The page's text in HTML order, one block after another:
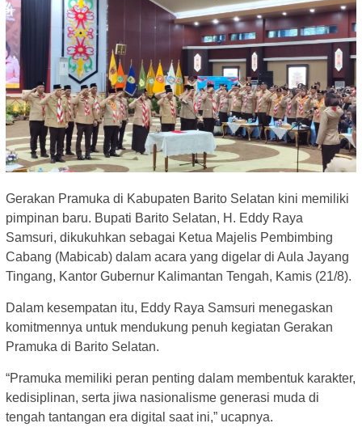
Gerakan Pramuka di Kabupaten Barito Selatan kini memiliki
pimpinan baru. Bupati Barito Selatan, H. Eddy Raya
Samsuri, dikukuhkan sebagai Ketua Majelis Pembimbing
Cabang (Mabicab) dalam acara yang digelar di Aula Jayang
Tingang, Kantor Gubernur Kalimantan Tengah, Kamis (21/8).
Dalam kesempatan itu, Eddy Raya Samsuri menegaskan
komitmennya untuk mendukung penuh kegiatan Gerakan
Pramuka di Barito Selatan.
“Pramuka memiliki peran penting dalam membentuk karakter,
kedisiplinan, serta jiwa nasionalisme generasi muda di
tengah tantangan era digital saat ini,” ucapnya.